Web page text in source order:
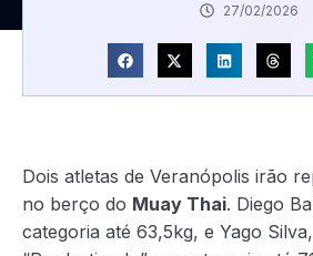
27/02/2026
Dois atletas de Veranópolis irão
no berço do Muay Thai. Diego
categoria até 63,5kg, e Yago